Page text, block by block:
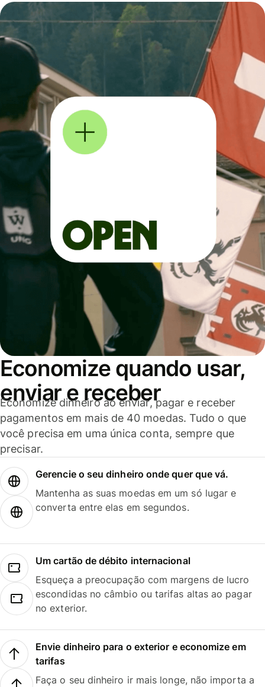
Economize quando usar,
enviar e receber
Economize dinheiro ao enviar, pagar e receber
pagamentos em mais de 40 moedas. Tudo o que
você precisa em uma única conta, sempre que
precisar.
Gerencie o seu dinheiro onde quer que vá.
Mantenha as suas moedas em um só lugar e
converta entre elas em segundos.
Um cartão de débito internacional
Esqueça a preocupação com margens de lucro
escondidas no câmbio ou tarifas altas ao pagar
no exterior.
Envie dinheiro para o exterior e economize em
tarifas
Faça o seu dinheiro ir mais longe, não importa a